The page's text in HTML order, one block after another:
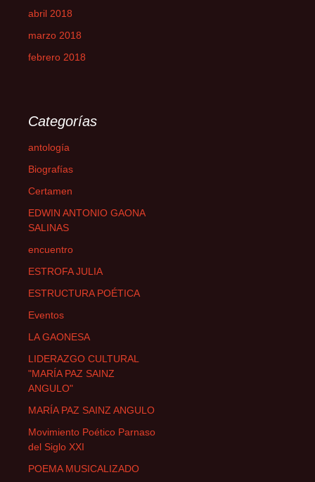
abril 2018
marzo 2018
febrero 2018
Categorías
antología
Biografías
Certamen
EDWIN ANTONIO GAONA
SALINAS
encuentro
ESTROFA JULIA
ESTRUCTURA POÉTICA
Eventos
LA GAONESA
LIDERAZGO CULTURAL
"MARÍA PAZ SAINZ
ANGULO"
MARÍA PAZ SAINZ ANGULO
Movimiento Poético Parnaso
del Siglo XXI
POEMA MUSICALIZADO